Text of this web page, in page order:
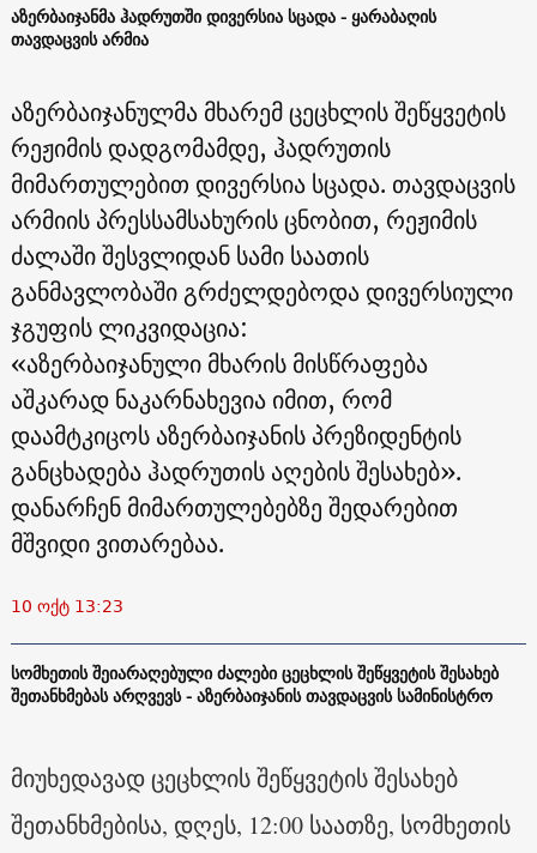
აზერბაიჯანმა ჰადრუთში დივერსია სცადა - ყარაბაღის
თავდაცვის არმია
აზერბაიჯანულმა მხარემ ცეცხლის შეწყვეტის
რეჟიმის დადგომამდე, ჰადრუთის
მიმართულებით დივერსია სცადა. თავდაცვის
არმიის პრესსამსახურის ცნობით, რეჟიმის
ძალაში შესვლიდან სამი საათის
განმავლობაში გრძელდებოდა დივერსიული
ჯგუფის ლიკვიდაცია:
«აზერბაიჯანული მხარის მისწრაფება
აშკარად ნაკარნახევია იმით, რომ
დაამტკიცოს აზერბაიჯანის პრეზიდენტის
განცხადება ჰადრუთის აღების შესახებ».
დანარჩენ მიმართულებებზე შედარებით
მშვიდი ვითარებაა.
10 ოქტ 13:23
სომხეთის შეიარაღებული ძალები ცეცხლის შეწყვეტის შესახებ
შეთანხმებას არღვევს - აზერბაიჯანის თავდაცვის სამინისტრო
მიუხედავად ცეცხლის შეწყვეტის შესახებ
შეთანხმებისა, დღეს, 12:00 საათზე, სომხეთის